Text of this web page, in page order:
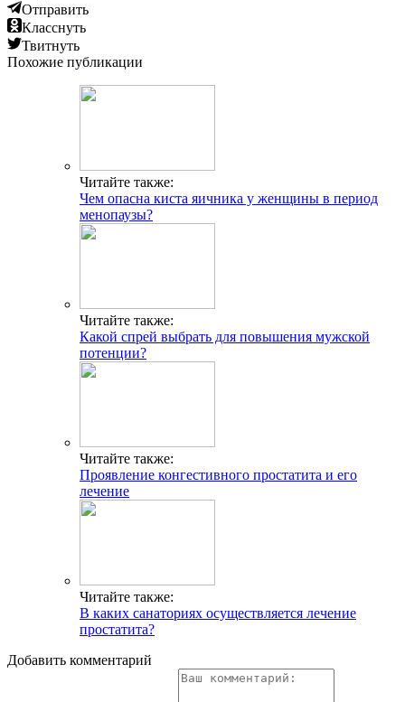
Отправить
Класснуть
Твитнуть
Похожие публикации
Читайте также:
Чем опасна киста яичника у женщины в период
менопаузы?
Читайте также:
Какой спрей выбрать для повышения мужской
потенции?
Читайте также:
Проявление конгестивного простатита и его
лечение
Читайте также:
В каких санаториях осуществляется лечение
простатита?
Добавить комментарий